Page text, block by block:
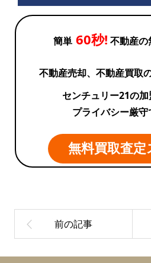
簡単 60秒! 不動産の
不動産売却、不動産買取
センチュリー21の加
プライバシー厳守
無料買取査定